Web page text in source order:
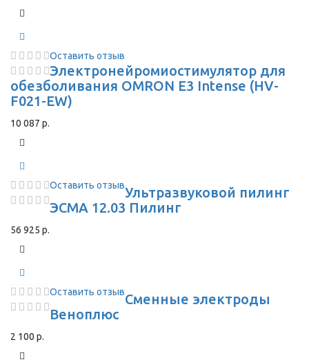
Оставить отзыв
Электронейромиостимулятор для
обезболивания OMRON Е3 Intense (HV-
F021-EW)
10 087 р.
Оставить отзывУльтразвуковой пилинг
ЭСМА 12.03 Пилинг
56 925 р.
Оставить отзывСменные электроды
Веноплюс
2 100 р.